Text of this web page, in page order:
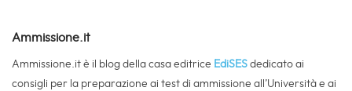
Ammissione.it
Ammissione.it è il blog della casa editrice EdiSES dedicato ai
consigli per la preparazione ai test di ammissione all’Università e ai